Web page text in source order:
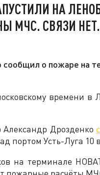
НА
МЧС. СВЯЗИ
сообщил о пожаре на
времени в
Александр Дрозденко
портом Усть-Луга 10
на терминале